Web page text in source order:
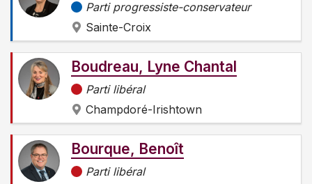
Parti progressiste-conservateur
Sainte-Croix
Boudreau, Lyne Chantal
Parti libéral
Champdoré-Irishtown
Bourque, Benoît
Parti libéral